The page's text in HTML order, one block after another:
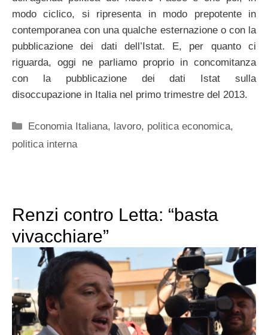
modo ciclico, si ripresenta in modo prepotente in
contemporanea con una qualche esternazione o con la
pubblicazione dei dati dell’Istat. E, per quanto ci
riguarda, oggi ne parliamo proprio in concomitanza
con la pubblicazione dei dati Istat sulla
disoccupazione in Italia nel primo trimestre del 2013.
Categorie
Economia Italiana, lavoro, politica economica,
politica interna
Renzi contro Letta: “basta
vivacchiare”